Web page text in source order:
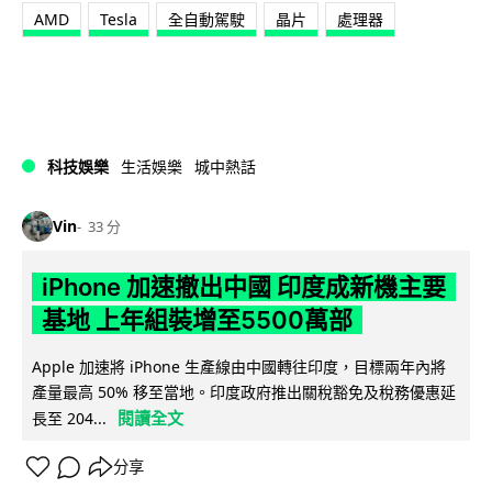
AMD Tesla 全自動駕駛 晶片 處理器
科技娛樂 生活娛樂 城中熱話
Vin 33 分
iPhone 加速撤出中國 印度成新機主要
基地 上年組裝增至5500萬部
Apple 加速將 iPhone 生產線由中國轉往印度，目標兩年內將
產量最高 50% 移至當地。印度政府推出關稅豁免及稅務優惠延
長至 204...
閱讀全文
分享